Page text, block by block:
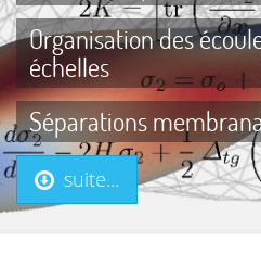
Organisation des
échelles
Séparations
suite...